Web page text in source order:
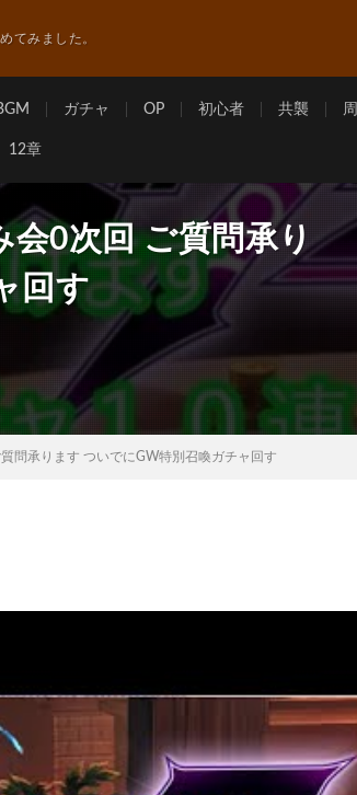
てみました。
ガチャ OP 初心者 共襲
12章
0次回 ご質問承り
回す
問承ります ついでにGW特別召喚ガチャ回す